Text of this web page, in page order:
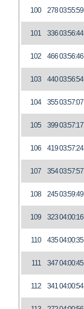
100 27803:55:59
101 33603:56:44
102 46603:56:46
103 44003:56:54
104 35503:57:07
105 39903:57:17
106 41903:57:24
107 35403:57:57
108 24503:59:49
109 32304:00:16
110 43504:00:35
111 34704:00:45
112 34104:00:54